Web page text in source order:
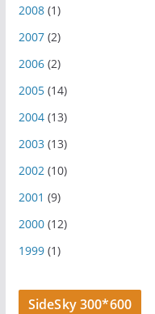
2008(1)
2007(2)
2006(2)
2005(14)
2004(13)
2003(13)
2002(10)
2001 (9)
2000(12)
1999(1)
SideSky 300*600